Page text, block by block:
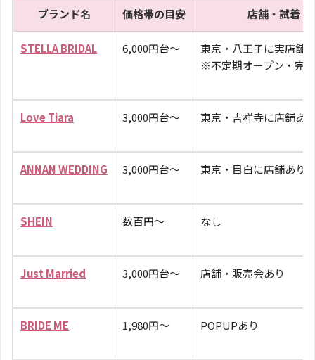
ブランド名 価格帯の目安 店舗・試着
STELLA BRIDAL 6,000円台〜
東京・八王子に実店舗
※不定期オープン・完
Love Tiara 3,000円台〜 東京・吉祥寺に店舗あ
ANNAN WEDDING 3,000円台〜 東京・目白に店舗あり
SHEIN 数百円〜 なし
Just Married 3,000円台〜 店舗・販売会あり
BRIDE ME 1,980円〜 POPUPあり